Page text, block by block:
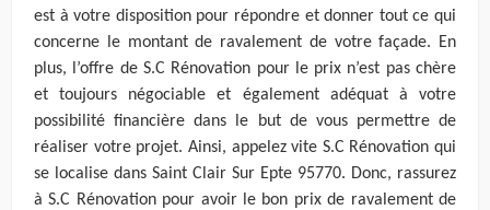
est à votre disposition pour répondre et donner tout ce qui
concerne le montant de ravalement de votre façade. En
plus, l’offre de S.C Rénovation pour le prix n’est pas chère
et toujours négociable et également adéquat à votre
possibilité financière dans le but de vous permettre de
réaliser votre projet. Ainsi, appelez vite S.C Rénovation qui
se localise dans Saint Clair Sur Epte 95770. Donc, rassurez
à S.C Rénovation pour avoir le bon prix de ravalement de